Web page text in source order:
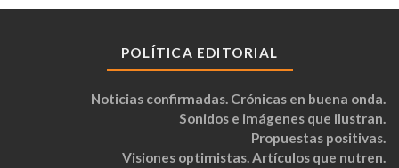
POLÍTICA EDITORIAL
Noticias confirmadas. Crónicas en buena onda.
Sonidos e imágenes que ilustran.
Propuestas positivas.
Visiones optimistas. Artículos que nutren.